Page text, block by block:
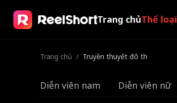
Trang chủThể loại
Trang chủ / Truyền thuyết đô thị
Diễn viên nam Diễn viên nữ